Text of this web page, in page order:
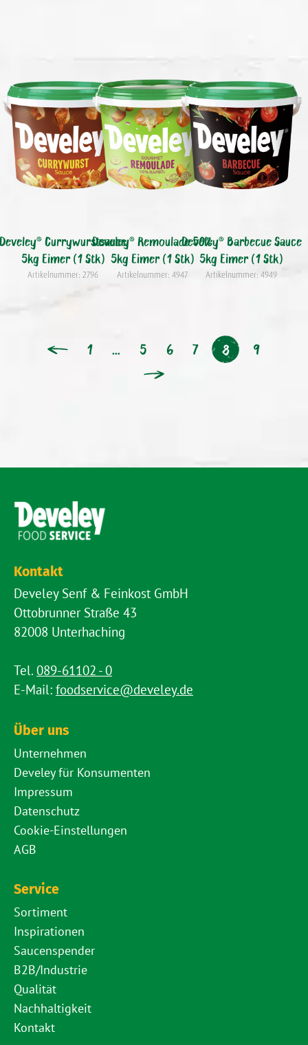
Develey® Currywurstsauce
5kg Eimer (1 Stk)
Artikelnummer: 2796
Develey® Remoulade 50%
5kg Eimer (1 Stk)
Artikelnummer: 4947
Develey® Barbecue Sauce
5kg Eimer (1 Stk)
Artikelnummer: 4949
1 … 5 6 7 8 9
Kontakt
Develey Senf & Feinkost GmbH
Ottobrunner Straße 43
82008 Unterhaching
Tel. 089-61102 - 0
E-Mail: foodservice@develey.de
Über uns
Unternehmen
Develey für Konsumenten
Impressum
Datenschutz
Cookie-Einstellungen
AGB
Service
Sortiment
Inspirationen
Saucenspender
B2B/Industrie
Qualität
Nachhaltigkeit
Kontakt